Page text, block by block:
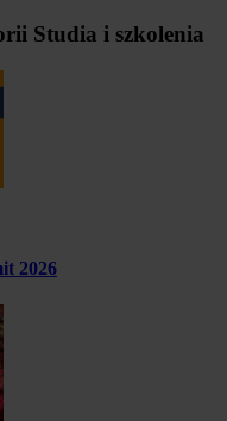
Studia i szkolenia
2026